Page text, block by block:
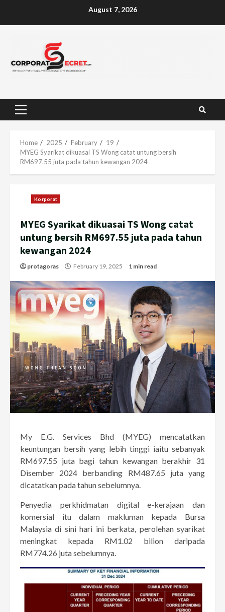
August 7, 2026
Primary
Home 2025 February
19
MYEG Syarikat dikuasai TS Wong catat untung bersih
RM697.55 juta pada tahun kewangan 2024
Korporat
MYEG Syarikat dikuasai TS Wong catat
untung bersih RM697.55 juta pada tahun
kewangan 2024
protagoras February 19, 2025 1 min read
My E.G. Services Bhd (MYEG) mencatatkan
keuntungan bersih yang lebih tinggi iaitu sebanyak
RM697.55 juta bagi tahun kewangan berakhir 31
Disember 2024 berbanding RM487.65 juta yang
dicatatkan pada tahun sebelumnya.
Penyedia perkhidmatan digital e-kerajaan dan
komersial itu dalam makluman kepada Bursa
Malaysia di sini hari ini berkata, perolehan syarikat
meningkat kepada RM1.02 bilion daripada
RM774.26 juta sebelumnya.